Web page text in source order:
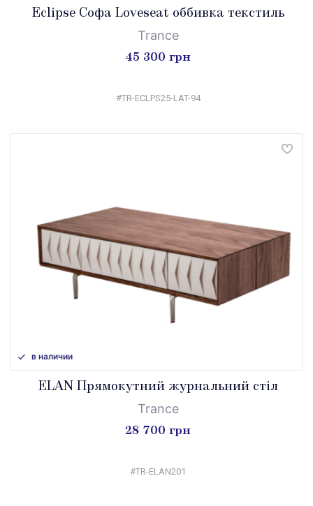
Eclipse Софа Loveseat оббивка текстиль
Trance
45 300 грн
#TR-ECLPS25-LAT-94
в наличии
ELAN Прямокутний журнальний стіл
Trance
28 700 грн
#TR-ELAN201